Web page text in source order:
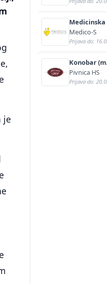
je
Medicinska
Medico-S
Prijava do:
Konobar
Pivnica HS
Prijava do: